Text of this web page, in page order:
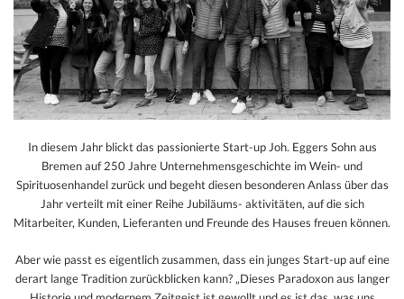
In diesem Jahr blickt das passionierte Start-up Joh. Eggers Sohn aus
Bremen auf 250 Jahre Unternehmensgeschichte im Wein- und
Spirituosenhandel zurück und begeht diesen besonderen Anlass über das
Jahr verteilt mit einer Reihe Jubiläums- aktivitäten, auf die sich
Mitarbeiter, Kunden, Lieferanten und Freunde des Hauses freuen können.
Aber wie passt es eigentlich zusammen, dass ein junges Start-up auf eine
derart lange Tradition zurückblicken kann? „Dieses Paradoxon aus langer